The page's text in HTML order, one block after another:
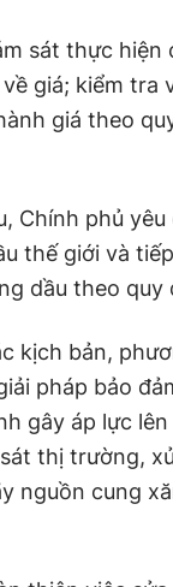
sát thực hiện
giá; kiểm tra
giá theo
Chính phủ
thế giới và
dầu theo quy
kịch bản,
pháp bảo
gây áp lực
thị trường,
nguồn cung